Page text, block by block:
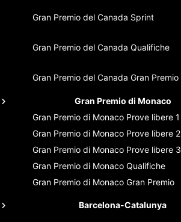
Gran Premio del Canada Sprint
Gran Premio del Canada Qualifiche
Gran Premio del Canada Gran Premio
Gran Premio di Monaco
Gran Premio di Monaco Prove libere 1
Gran Premio di Monaco Prove libere 2
Gran Premio di Monaco Prove libere 3
Gran Premio di Monaco Qualifiche
Gran Premio di Monaco Gran Premio
Barcelona-Catalunya